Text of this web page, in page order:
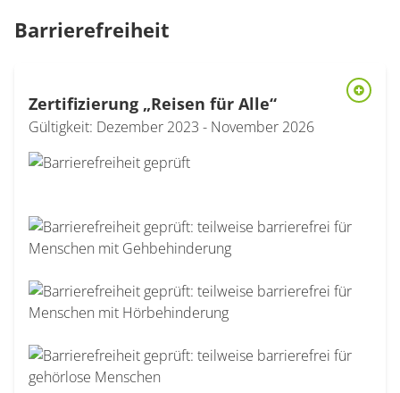
Barrierefreiheit
Zertifizierung „Reisen für Alle“
Modal Barrierefreiheit-Zertifizierung Reisen für alle öffnen
Gültigkeit: Dezember 2023 - November 2026